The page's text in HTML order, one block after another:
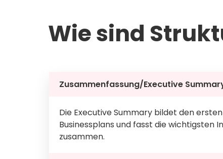
Wie sind
Zusammenfassung/Executive
Die Executive Summary bildet den
Businessplans und fasst die wichtigsten
zusammen.